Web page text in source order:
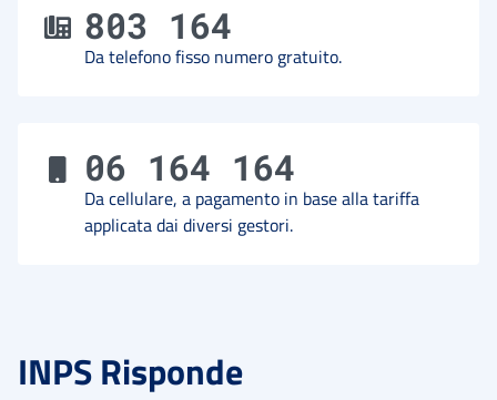
803 164
Da telefono fisso numero gratuito.
06 164 164
Da cellulare, a pagamento in base alla tariffa
applicata dai diversi gestori.
INPS Risponde